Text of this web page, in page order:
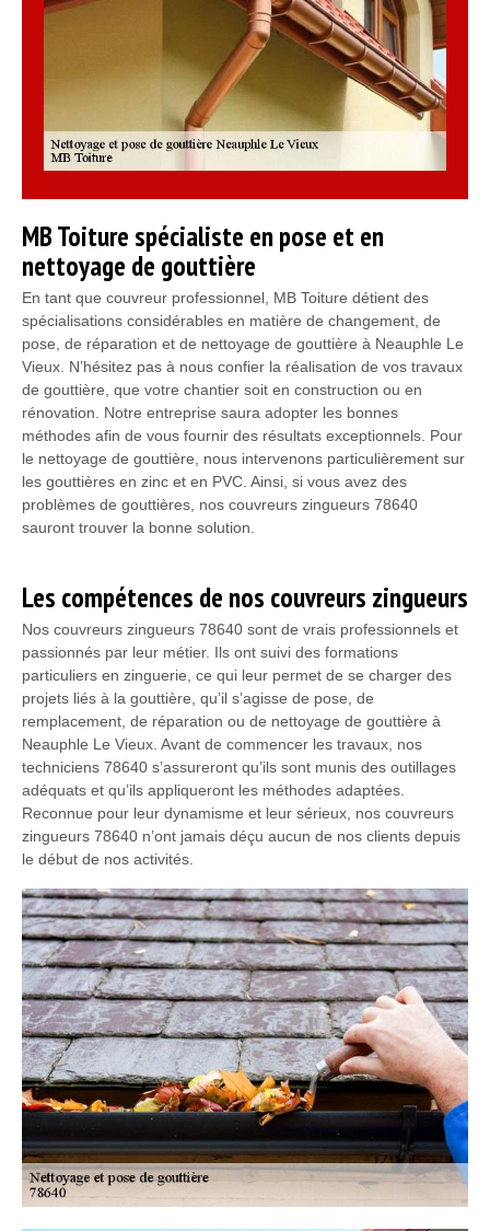
MB Toiture spécialiste en pose et en
nettoyage de gouttière
En tant que couvreur professionnel, MB Toiture détient des
spécialisations considérables en matière de changement, de
pose, de réparation et de nettoyage de gouttière à Neauphle Le
Vieux. N’hésitez pas à nous confier la réalisation de vos travaux
de gouttière, que votre chantier soit en construction ou en
rénovation. Notre entreprise saura adopter les bonnes
méthodes afin de vous fournir des résultats exceptionnels. Pour
le nettoyage de gouttière, nous intervenons particulièrement sur
les gouttières en zinc et en PVC. Ainsi, si vous avez des
problèmes de gouttières, nos couvreurs zingueurs 78640
sauront trouver la bonne solution.
Les compétences de nos couvreurs zingueurs
Nos couvreurs zingueurs 78640 sont de vrais professionnels et
passionnés par leur métier. Ils ont suivi des formations
particuliers en zinguerie, ce qui leur permet de se charger des
projets liés à la gouttière, qu’il s’agisse de pose, de
remplacement, de réparation ou de nettoyage de gouttière à
Neauphle Le Vieux. Avant de commencer les travaux, nos
techniciens 78640 s’assureront qu’ils sont munis des outillages
adéquats et qu’ils appliqueront les méthodes adaptées.
Reconnue pour leur dynamisme et leur sérieux, nos couvreurs
zingueurs 78640 n’ont jamais déçu aucun de nos clients depuis
le début de nos activités.